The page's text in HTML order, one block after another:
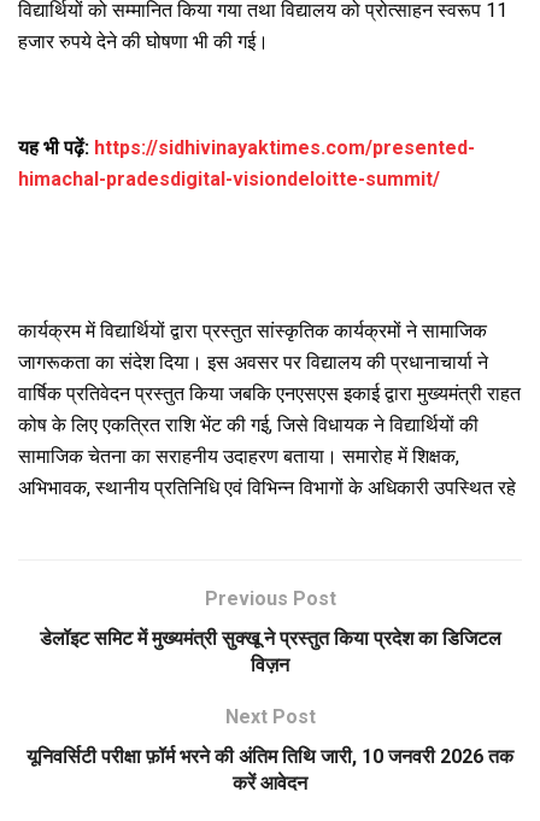
विद्यार्थियों को सम्मानित किया गया तथा विद्यालय को प्रोत्साहन स्वरूप 11
हजार रुपये देने की घोषणा भी की गई।
यह भी पढ़ें: https://sidhivinayaktimes.com/presented-
himachal-pradesdigital-visiondeloitte-summit/
कार्यक्रम में विद्यार्थियों द्वारा प्रस्तुत सांस्कृतिक कार्यक्रमों ने सामाजिक
जागरूकता का संदेश दिया। इस अवसर पर विद्यालय की प्रधानाचार्या ने
वार्षिक प्रतिवेदन प्रस्तुत किया जबकि एनएसएस इकाई द्वारा मुख्यमंत्री राहत
कोष के लिए एकत्रित राशि भेंट की गई, जिसे विधायक ने विद्यार्थियों की
सामाजिक चेतना का सराहनीय उदाहरण बताया। समारोह में शिक्षक,
अभिभावक, स्थानीय प्रतिनिधि एवं विभिन्न विभागों के अधिकारी उपस्थित रहे
Previous Post
डेलॉइट समिट में मुख्यमंत्री सुक्खू ने प्रस्तुत किया प्रदेश का डिजिटल
विज़न
Next Post
यूनिवर्सिटी परीक्षा फ़ॉर्म भरने की अंतिम तिथि जारी, 10 जनवरी 2026 तक
करें आवेदन